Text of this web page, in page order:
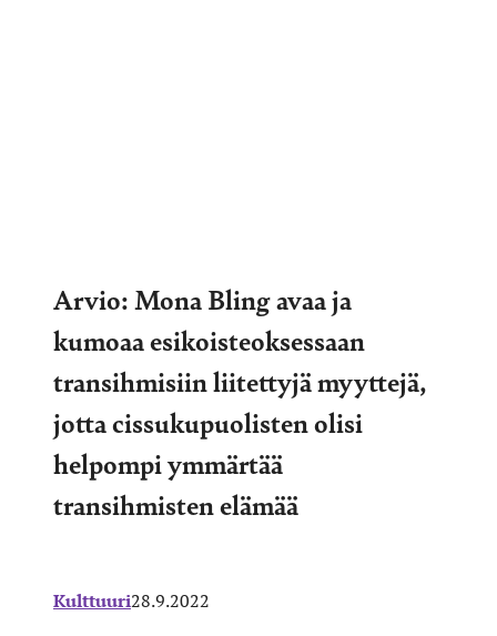
Arvio: Mona Bling avaa ja
kumoaa esikoisteoksessaan
transihmisiin liitettyjä myyttejä,
jotta cissukupuolisten olisi
helpompi ymmärtää
transihmisten elämää
Kulttuuri28.9.2022